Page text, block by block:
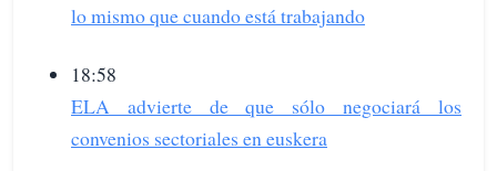
lo mismo que cuando está trabajando
18:58
ELA advierte de que sólo negociará los
convenios sectoriales en euskera